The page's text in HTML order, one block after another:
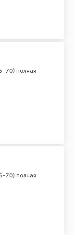
70) полная
70) полная